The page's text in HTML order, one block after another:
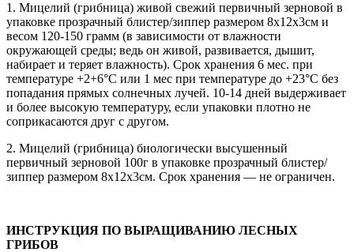
1. Мицелий (грибница) живой свежий первичный зерновой в
упаковке прозрачный блистер/зиппер размером 8х12х3см и
весом 120-150 грамм (в зависимости от влажности
окружающей среды; ведь он живой, развивается, дышит,
набирает и теряет влажность). Срок хранения 6 мес. при
температуре +2+6°С или 1 мес при температуре до +23°С без
попадания прямых солнечных лучей. 10-14 дней выдерживает
и более высокую температуру, если упаковки плотно не
соприкасаются друг с другом.
2. Мицелий (грибница) биологически высушенный
первичный зерновой 100г в упаковке прозрачный блистер/
зиппер размером 8х12х3см. Срок хранения — не ограничен.
ИНСТРУКЦИЯ ПО ВЫРАЩИВАНИЮ ЛЕСНЫХ
ГРИБОВ